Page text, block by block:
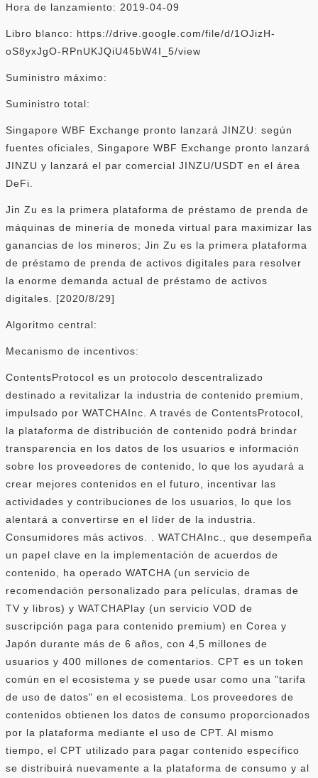
Hora de lanzamiento: 2019-04-09
Libro blanco: https://drive.google.com/file/d/1OJizH-
oS8yxJgO-RPnUKJQiU45bW4I_5/view
Suministro máximo:
Suministro total:
Singapore WBF Exchange pronto lanzará JINZU: según
fuentes oficiales, Singapore WBF Exchange pronto lanzará
JINZU y lanzará el par comercial JINZU/USDT en el área
DeFi.
Jin Zu es la primera plataforma de préstamo de prenda de
máquinas de minería de moneda virtual para maximizar las
ganancias de los mineros; Jin Zu es la primera plataforma
de préstamo de prenda de activos digitales para resolver
la enorme demanda actual de préstamo de activos
digitales. [2020/8/29]
Algoritmo central:
Mecanismo de incentivos:
ContentsProtocol es un protocolo descentralizado
destinado a revitalizar la industria de contenido premium,
impulsado por WATCHAInc. A través de ContentsProtocol,
la plataforma de distribución de contenido podrá brindar
transparencia en los datos de los usuarios e información
sobre los proveedores de contenido, lo que los ayudará a
crear mejores contenidos en el futuro, incentivar las
actividades y contribuciones de los usuarios, lo que los
alentará a convertirse en el líder de la industria.
Consumidores más activos. . WATCHAInc., que desempeña
un papel clave en la implementación de acuerdos de
contenido, ha operado WATCHA (un servicio de
recomendación personalizado para películas, dramas de
TV y libros) y WATCHAPlay (un servicio VOD de
suscripción paga para contenido premium) en Corea y
Japón durante más de 6 años, con 4,5 millones de
usuarios y 400 millones de comentarios. CPT es un token
común en el ecosistema y se puede usar como una "tarifa
de uso de datos" en el ecosistema. Los proveedores de
contenidos obtienen los datos de consumo proporcionados
por la plataforma mediante el uso de CPT. Al mismo
tiempo, el CPT utilizado para pagar contenido específico
se distribuirá nuevamente a la plataforma de consumo y al